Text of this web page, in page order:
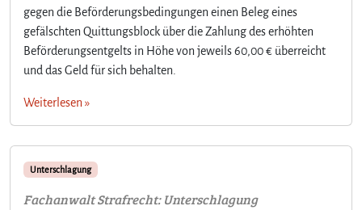
gegen die Beförderungsbedingungen einen Beleg eines
gefälschten Quittungsblock über die Zahlung des erhöhten
Beförderungsentgelts in Höhe von jeweils 60,00 € überreicht
und das Geld für sich behalten.
Weiterlesen »
Unterschlagung
Fachanwalt Strafrecht: Unterschlagung